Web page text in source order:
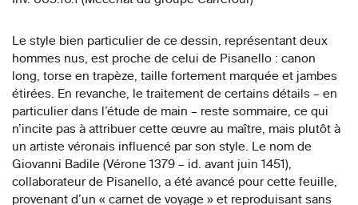
Le style bien particulier de ce dessin, représentant deux
hommes nus, est proche de celui de Pisanello : canon
long, torse en trapèze, taille fortement marquée et jambes
étirées. En revanche, le traitement de certains détails – en
particulier dans l’étude de main – reste sommaire, ce qui
n’incite pas à attribuer cette œuvre au maître, mais plutôt à
un artiste véronais influencé par son style. Le nom de
Giovanni Badile (Vérone 1379 – id. avant juin 1451),
collaborateur de Pisanello, a été avancé pour cette feuille,
provenant d’un « carnet de voyage » et reproduisant sans